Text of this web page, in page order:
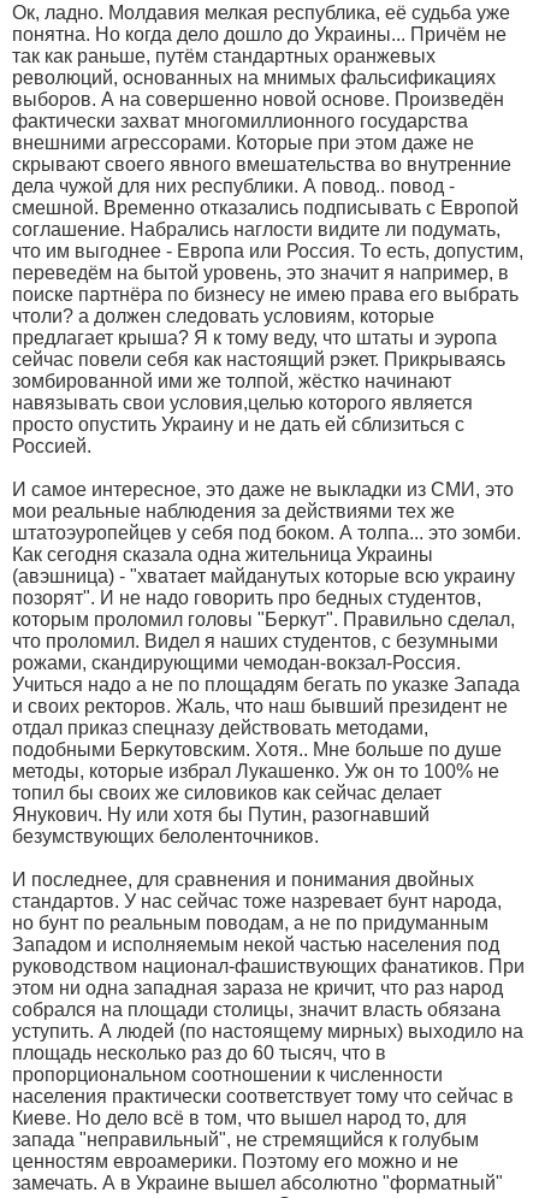
Ок, ладно. Молдавия мелкая республика, её судьба уже
понятна. Но когда дело дошло до Украины... Причём не
так как раньше, путём стандартных оранжевых
революций, основанных на мнимых фальсификациях
выборов. А на совершенно новой основе. Произведён
фактически захват многомиллионного государства
внешними агрессорами. Которые при этом даже не
скрывают своего явного вмешательства во внутренние
дела чужой для них республики. А повод.. повод -
смешной. Временно отказались подписывать с Европой
соглашение. Набрались наглости видите ли подумать,
что им выгоднее - Европа или Россия. То есть, допустим,
переведём на бытой уровень, это значит я например, в
поиске партнёра по бизнесу не имею права его выбрать
чтоли? а должен следовать условиям, которые
предлагает крыша? Я к тому веду, что штаты и эуропа
сейчас повели себя как настоящий рэкет. Прикрываясь
зомбированной ими же толпой, жёстко начинают
навязывать свои условия,целью которого является
просто опустить Украину и не дать ей сблизиться с
Россией.
И самое интересное, это даже не выкладки из СМИ, это
мои реальные наблюдения за действиями тех же
штатоэуропейцев у себя под боком. А толпа... это зомби.
Как сегодня сказала одна жительница Украины
(авэшница) - "хватает майданутых которые всю украину
позорят". И не надо говорить про бедных студентов,
которым проломил головы "Беркут". Правильно сделал,
что проломил. Видел я наших студентов, с безумными
рожами, скандирующими чемодан-вокзал-Россия.
Учиться надо а не по площадям бегать по указке Запада
и своих ректоров. Жаль, что наш бывший президент не
отдал приказ спецназу действовать методами,
подобными Беркутовским. Хотя.. Мне больше по душе
методы, которые избрал Лукашенко. Уж он то 100% не
топил бы своих же силовиков как сейчас делает
Янукович. Ну или хотя бы Путин, разогнавший
безумствующих белоленточников.
И последнее, для сравнения и понимания двойных
стандартов. У нас сейчас тоже назревает бунт народа,
но бунт по реальным поводам, а не по придуманным
Западом и исполняемым некой частью населения под
руководством национал-фашиствующих фанатиков. При
этом ни одна западная зараза не кричит, что раз народ
собрался на площади столицы, значит власть обязана
уступить. А людей (по настоящему мирных) выходило на
площадь несколько раз до 60 тысяч, что в
пропорциональном соотношении к численности
населения практически соответствует тому что сейчас в
Киеве. Но дело всё в том, что вышел народ то, для
запада "неправильный", не стремящийся к голубым
ценностям евроамерики. Поэтому его можно и не
замечать. А в Украине вышел абсолютно "форматный"